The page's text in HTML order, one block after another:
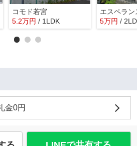
コモド若宮
5.2万円 / 1LDK
エスペラン
5万円 /
金0円